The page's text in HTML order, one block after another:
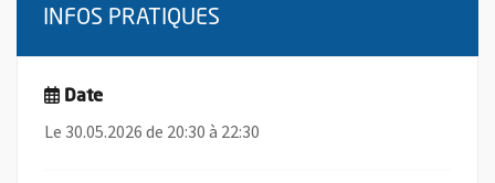
INFOS PRATIQUES
Date
Le 30.05.2026 de 20:30 à 22:30